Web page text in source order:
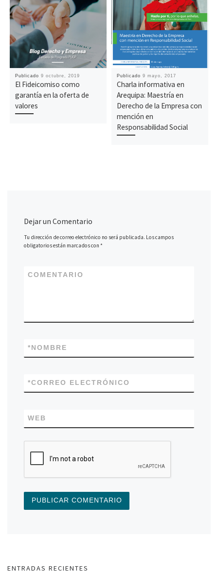
Publicado 9 octubre, 2019
El Fideicomiso como
garantía en la oferta de
valores
Publicado 9 mayo, 2017
Charla informativa en
Arequipa: Maestría en
Derecho de la Empresa con
mención en
Responsabilidad Social
Dejar un Comentario
Tu dirección de correo electrónico no será publicada. Los campos
obligatorios están marcados con*
COMENTARIO
NOMBRE
*
CORREO ELECTRÓNICO
*
WEB
ENTRADAS RECIENTES